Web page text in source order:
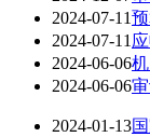
2024-07-11
2024-07-11
2024-06-06
2024-06-06
2024-01-13